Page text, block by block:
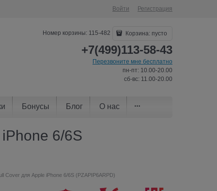
Войти Регистрация
Номер корзины: 115-482 Корзина: пусто
+7(499)113-58-43
Перезвоните мне бесплатно
пн-пт: 10.00-20.00
сб-вс: 11.00-20.00
Бонусы Блог О нас
6/6S
Cover для Apple iPhone 6/6S (PZAPIP6ARPD)